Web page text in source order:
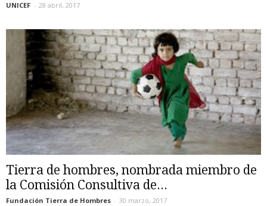
UNICEF - 28 abril, 2017
Tierra de hombres, nombrada miembro de
la Comisión Consultiva de...
Fundación Tierra de Hombres - 30 marzo, 2017